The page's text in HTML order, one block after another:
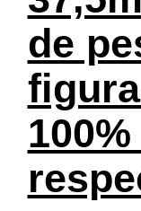
de